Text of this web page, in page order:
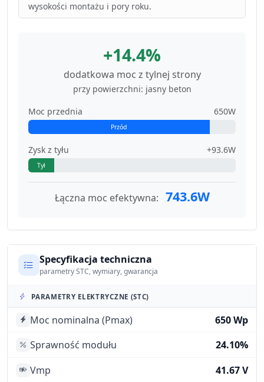
wysokości montażu i pory roku.
+14.4%
dodatkowa moc z tylnej strony
przy powierzchni: jasny beton
Moc przednia
650W
Przód
Zysk z tyłu +93.6W
Tył
Łączna moc efektywna: 743.6W
Specyfikacja techniczna
parametry STC, wymiary, gwarancja
PARAMETRY ELEKTRYCZNE (STC)
Moc nominalna (Pmax)
650 Wp
Sprawność modułu
24.10%
Vmp
41.67 V